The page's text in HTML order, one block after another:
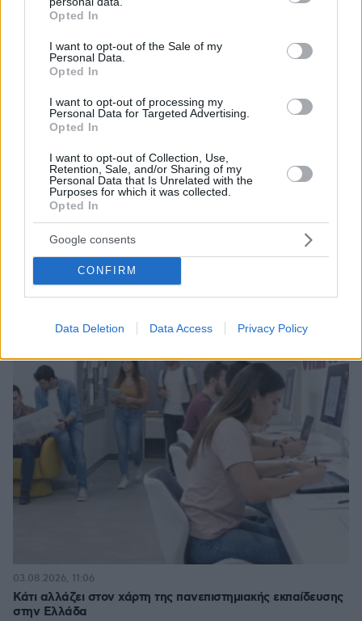
grant or deny consent to Google and its third-party tags to
use your data for below specified purposes in below Google
consent section.
Opted In
I want to opt-out of the Sale of my
Personal Data.
Opted In
I want to opt-out of processing my
Personal Data for Targeted Advertising.
Opted In
I want to opt-out of Collection, Use,
Retention, Sale, and/or Sharing of my
Personal Data that Is Unrelated with the
Purposes for which it was collected.
Opted In
Google consents
CONFIRM
Data Deletion Data Access Privacy Policy
«Ήρθε πάνω μας ένα τσουνάμι από μέταλλα και γυαλιά» -
στο νοσοκομείο, δύο σε ΜΕΘ
13.07.2025, 10:55
Thema Insights
Κάτι αλλάζει στον χάρτη της πανεπιστημιακής εκπαίδευσης
στην Ελλάδα
03.08.2026, 11:06